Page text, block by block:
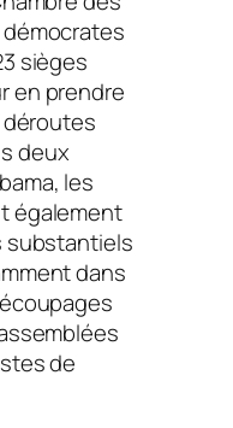
sièges
en prendre
deux
les
également
substantiels
dans
de